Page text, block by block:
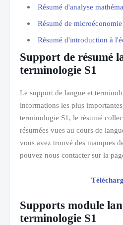
Résumé d'analyse
Résumé de microéconomie
Résumé d'introduction à
Support de résumé
terminologie S1
Le support de langue et
informations les plus
terminologie S1, le résumé
résumées vues au cours de
vous avez trouvé des manques
pouvez nous contacter sur la
Supports module
terminologie S1